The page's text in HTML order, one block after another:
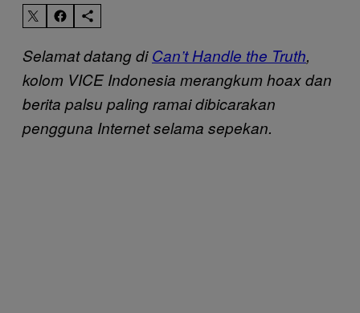
Selamat datang diCan’t Handle the Truth,
kolom VICE Indonesia merangkum hoax dan
berita palsu paling ramai dibicarakan
pengguna Internet selama sepekan.